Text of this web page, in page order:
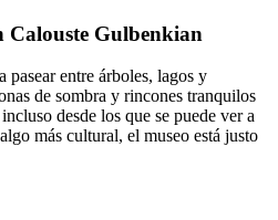
Gulbenkian
pasear entre árboles, lagos y
de sombra y rincones tranquilos
desde los que se puede ver a
más cultural, el museo está justo